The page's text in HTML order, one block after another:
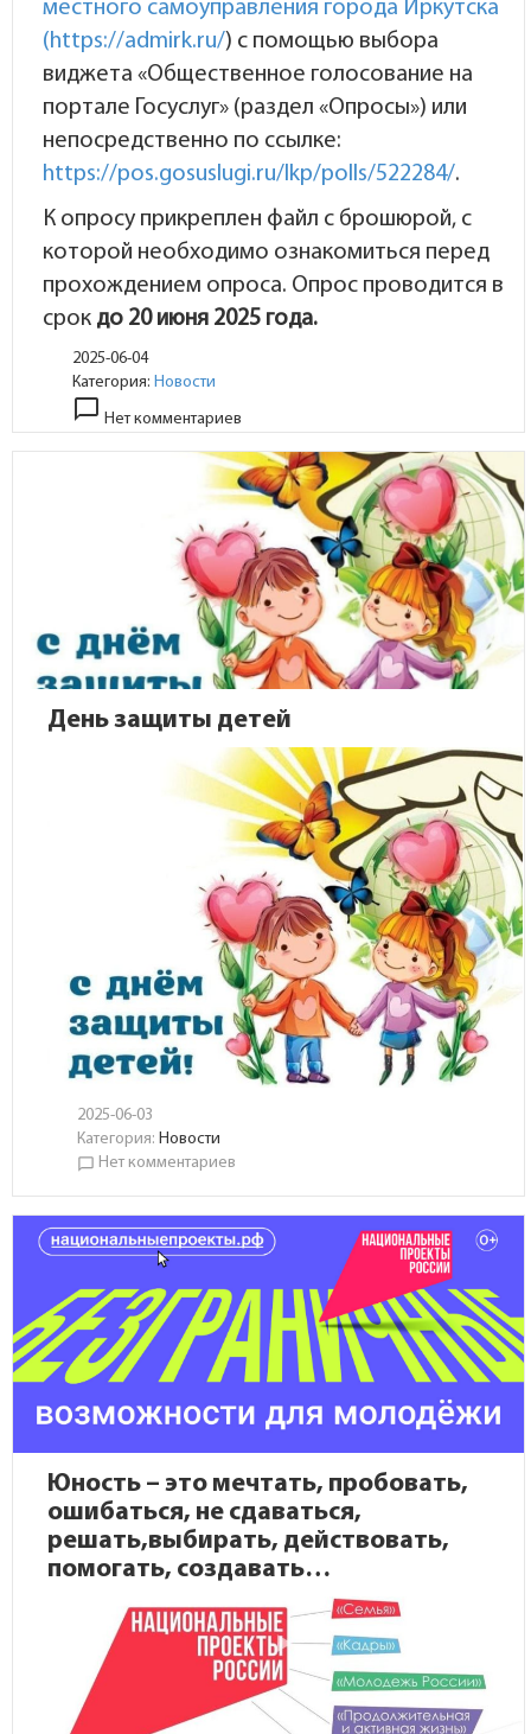
местного самоуправления города Иркутска
(https://admirk.ru/) с помощью выбора
виджета «Общественное голосование на
портале Госуслуг» (раздел «Опросы») или
непосредственно по ссылке:
https://pos.gosuslugi.ru/lkp/polls/522284/.
К опросу прикреплен файл с брошюрой, с
которой необходимо ознакомиться перед
прохождением опроса. Опрос проводится в
срок до 20 июня 2025 года.
2025-06-04
Категория: Новости
chat_bubble_outline Нет комментариев
День защиты детей
2025-06-03
Категория:Новости
chat_bubble_outline Нет комментариев
Юность – это мечтать, пробовать,
ошибаться, не сдаваться,
решать,выбирать, действовать,
помогать, создавать…